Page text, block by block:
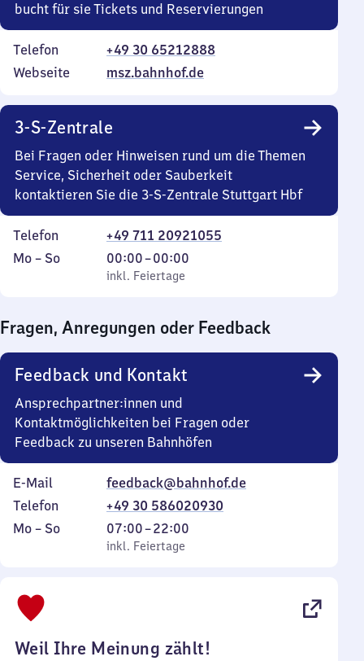
bucht für sie Tickets und Reservierungen
Telefon
+49 30 65212888
Webseite
msz.bahnhof.de
3-S-Zentrale
Bei Fragen oder Hinweisen rund um die Themen
Service, Sicherheit oder Sauberkeit
kontaktieren Sie die 3-S-Zentrale Stuttgart Hbf
Telefon
+49 711 20921055
Montag
Mo – So,
inkl. Feiertage
00:00–00:00
Von
0
0
Uhr
inkl. Feiertage
Fragen, Anregungen oder Feedback
Feedback und Kontakt
Ansprechpartner:innen und
Kontaktmöglichkeiten bei Fragen oder
Feedback zu unseren Bahnhöfen
E-Mail
feedback@bahnhof.de
Telefon
+49 30 586020930
Montag
Mo – So,
inkl. Feiertage
07:00–22:00
Von
7
inkl. Feiertage
Weil Ihre Meinung zählt!